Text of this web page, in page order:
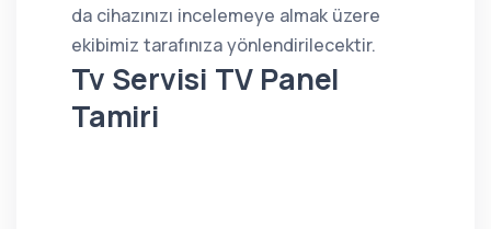
da cihazınızı incelemeye almak üzere
ekibimiz tarafınıza yönlendirilecektir.
Tv Servisi TV Panel
Tamiri